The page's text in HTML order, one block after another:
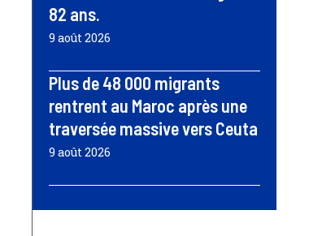
82 ans.
9 août 2026
Plus de 48 000 migrants
rentrent au Maroc après une
traversée massive vers Ceuta
9 août 2026